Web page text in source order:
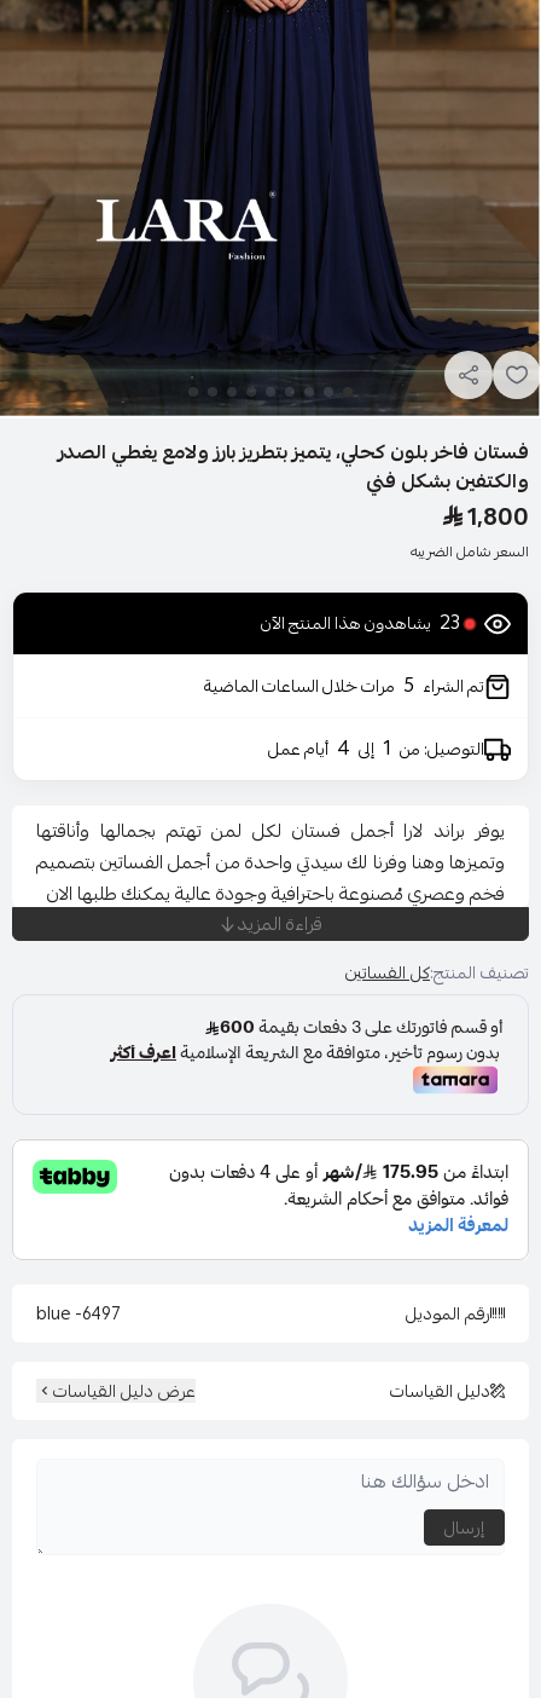
فستان فاخر بلون كحلي، يتميز بتطريز بارز ولامع يغطي الصدر
والكتفين بشكل فني
1,800
السعر شامل الضريبه
23 يشاهدون هذا المنتج الآن
تم الشراء 5 مرات خلال الساعات الماضية
التوصيل: من 1 إلى 4 أيام عمل
يوفر براند لارا أجمل فستان لكل لمن تهتم بجمالها وأناقتها
وتميزها وهنا وفرنا لك سيدتي واحدة من أجمل الفساتين بتصميم
فخم وعصري مُصنوعة باحترافية وجودة عالية يمكنك طلبها الان
المناسبة: حفل - خطوبة - زواج
اللون : احمر
المقاس : متعددة
قصة العنق : مرتفعه مع فتحه
نوع القماش : شيفون
قراءة المزيد
تصنيف المنتج:كل الفساتين
رقم الموديل 6497- blue
دليل القياسات عرض دليل القياسات
إرسال